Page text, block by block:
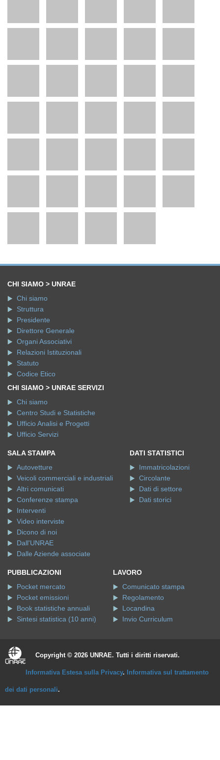
CHI SIAMO > UNRAE
Chi siamo
Struttura
Presidente
Direttore Generale
Organi Associativi
Relazioni Istituzionali
Statuto
Codice Etico
CHI SIAMO > UNRAE SERVIZI
Chi siamo
Centro Studi e Statistiche
Ufficio Analisi e Progetti
Ufficio Servizi
SALA STAMPA
Autovetture
Veicoli commerciali e industriali
Altri comunicati
Conferenze stampa
Interventi
Video interviste
Dicono di noi
Dall'UNRAE
Dalle Aziende associate
DATI STATISTICI
Immatricolazioni
Circolante
Dati di settore
Dati storici
PUBBLICAZIONI
Pocket mercato
Pocket emissioni
Book statistiche annuali
Sintesi statistica (10 anni)
LAVORO
Comunicato stampa
Regolamento
Locandina
Invio Curriculum
Copyright © 2026 UNRAE. Tutti i diritti riservati.
Informativa Estesa sulla Privacy. Informativa sul trattamento
dei dati personali.